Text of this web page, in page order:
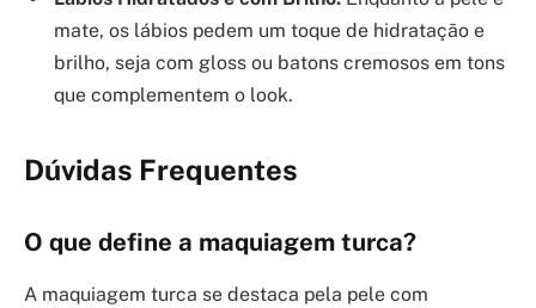
mate, os lábios pedem um toque de hidratação e
brilho, seja com gloss ou batons cremosos em tons
que complementem o look.
Dúvidas Frequentes
O que define a maquiagem turca?
A maquiagem turca se destaca pela pele com